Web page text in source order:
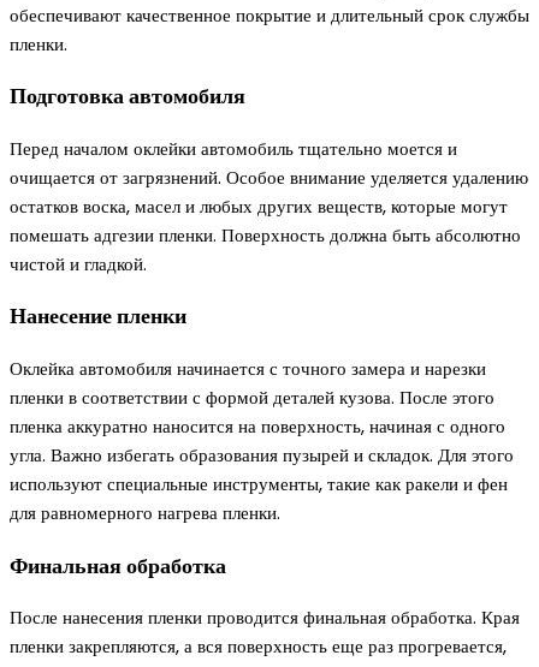
обеспечивают качественное покрытие и длительный срок службы
пленки.
Подготовка автомобиля
Перед началом оклейки автомобиль тщательно моется и
очищается от загрязнений. Особое внимание уделяется удалению
остатков воска, масел и любых других веществ, которые могут
помешать адгезии пленки. Поверхность должна быть абсолютно
чистой и гладкой.
Нанесение пленки
Оклейка автомобиля начинается с точного замера и нарезки
пленки в соответствии с формой деталей кузова. После этого
пленка аккуратно наносится на поверхность, начиная с одного
угла. Важно избегать образования пузырей и складок. Для этого
используют специальные инструменты, такие как ракели и фен
для равномерного нагрева пленки.
Финальная обработка
После нанесения пленки проводится финальная обработка. Края
пленки закрепляются, а вся поверхность еще раз прогревается,